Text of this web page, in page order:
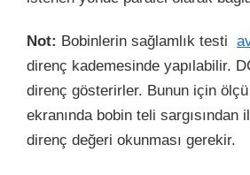
Not: Bobinlerin sağlamlık testi
direnç kademesinde yapılabilir.
direnç gösterirler. Bunun için ölçü
ekranında bobin teli sargısından
direnç değeri okunması gerekir.